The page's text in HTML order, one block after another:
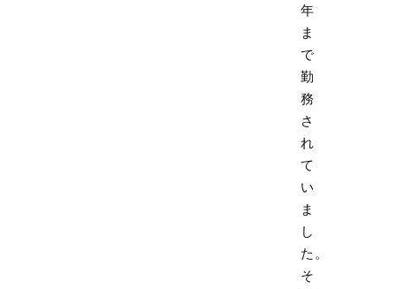
年
ま
で
勤
務
さ
れ
て
い
ま
し
た。
そ